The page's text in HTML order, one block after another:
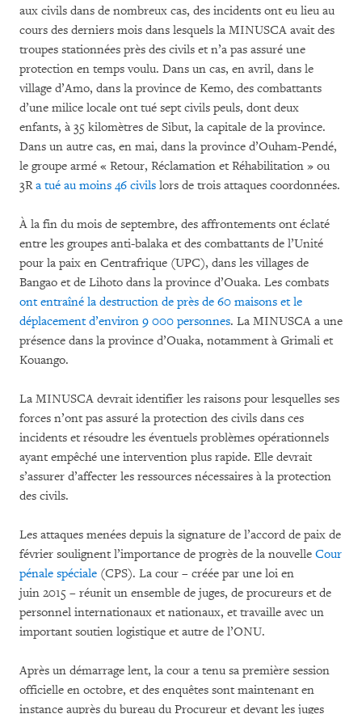
aux civils dans de nombreux cas, des incidents ont eu lieu au
cours des derniers mois dans lesquels la MINUSCA avait des
troupes stationnées près des civils et n’a pas assuré une
protection en temps voulu. Dans un cas, en avril, dans le
village d’Amo, dans la province de Kemo, des combattants
d’une milice locale ont tué sept civils peuls, dont deux
enfants, à 35 kilomètres de Sibut, la capitale de la province.
Dans un autre cas, en mai, dans la province d’Ouham-Pendé,
le groupe armé « Retour, Réclamation et Réhabilitation » ou
3Ra tué au moins 46 civils lors de trois attaques coordonnées.
À la fin du mois de septembre, des affrontements ont éclaté
entre les groupes anti-balaka et des combattants de l’Unité
pour la paix en Centrafrique (UPC), dans les villages de
Bangao et de Lihoto dans la province d’Ouaka. Les combats
ont entraîné la destruction de près de 60 maisons et le
déplacement d’environ 9 000 personnes. La MINUSCA a une
présence dans la province d’Ouaka, notamment à Grimali et
Kouango.
La MINUSCA devrait identifier les raisons pour lesquelles ses
forces n’ont pas assuré la protection des civils dans ces
incidents et résoudre les éventuels problèmes opérationnels
ayant empêché une intervention plus rapide. Elle devrait
s’assurer d’affecter les ressources nécessaires à la protection
des civils.
Les attaques menées depuis la signature de l’accord de paix de
février soulignent l’importance de progrès de la nouvelle Cour
pénale spéciale (CPS). La cour – créée par une loi en
juin 2015 – réunit un ensemble de juges, de procureurs et de
personnel internationaux et nationaux, et travaille avec un
important soutien logistique et autre de l’ONU.
Après un démarrage lent, la cour a tenu sa première session
officielle en octobre, et des enquêtes sont maintenant en
instance auprès du bureau du Procureur et devant les juges